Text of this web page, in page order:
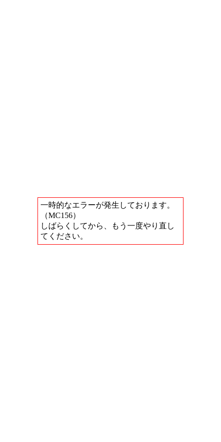
一時的なエラーが発生しております。
（MC156）
しばらくしてから、もう一度やり直し
てください。